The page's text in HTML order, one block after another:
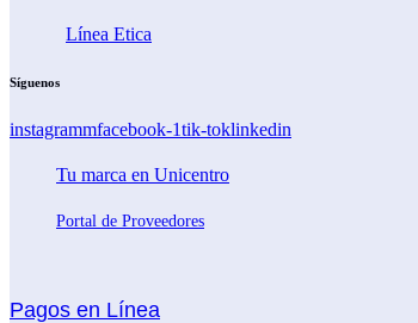
Línea Etica
Síguenos
instagrammfacebook-1tik-toklinkedin
Tu marca en Unicentro
Portal de Proveedores
Pagos en Línea